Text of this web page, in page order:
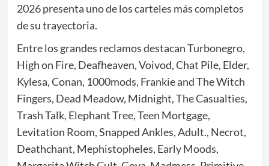
2026 presenta uno de los carteles más completos
de su trayectoria.
Entre los grandes reclamos destacan Turbonegro,
High on Fire, Deafheaven, Voivod, Chat Pile, Elder,
Kylesa, Conan, 1000mods, Frankie and The Witch
Fingers, Dead Meadow, Midnight, The Casualties,
Trash Talk, Elephant Tree, Teen Mortgage,
Levitation Room, Snapped Ankles, Adult., Necrot,
Deathchant, Mephistopheles, Early Moods,